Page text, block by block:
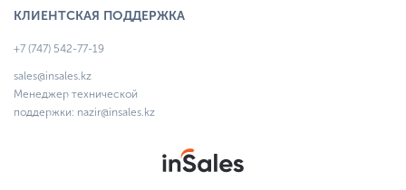
КЛИЕНТСКАЯ ПОДДЕРЖКА
+7 (747) 542-77-19
sales@insales.kz
Менеджер технической
поддержки: nazir@insales.kz